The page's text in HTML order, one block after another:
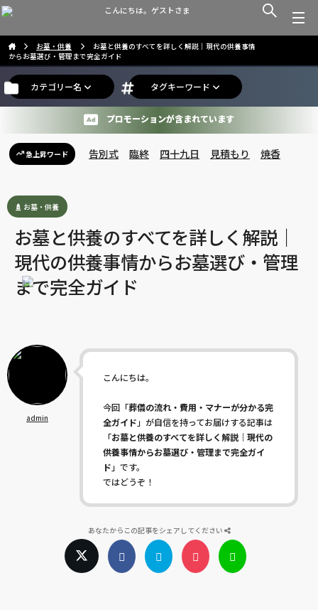
こんにちは。ゲストさま
お墓・供養
お墓と供養のすべてを詳しく解説｜現代の供養事情
からお墓選び・管理まで完全ガイド
カテゴリー名 タグキーワード
プロモーションが含まれています
急上昇ワード 告別式 臨終 四十九日 見積もり 焼香
お墓・供養
お墓と供養のすべてを詳しく解説｜
現代の供養事情からお墓選び・管理
まで完全ガイド
admin
こんにちは。
今回「葬儀の流れ・費用・マナーが分かる完
全ガイド 」が自信を持ってお届けする記事は
「お墓と供養のすべてを詳しく解説｜現代の
供養事情からお墓選び・管理まで完全ガイ
ド 」です。
ではどうぞ！
あなたからこの記事をシェアしてください